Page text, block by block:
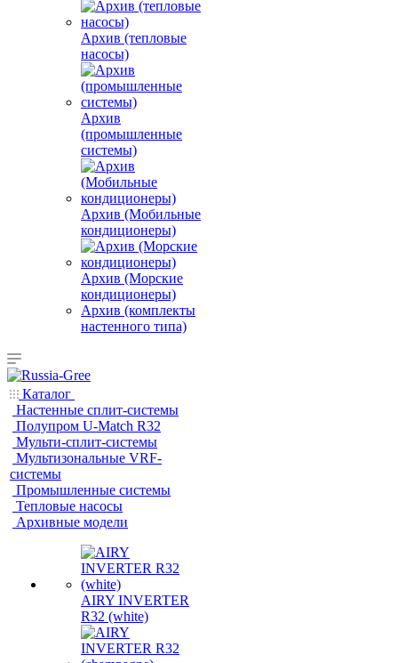
Архив (тепловые
насосы)
Архив
(промышленные
системы)
Архив (Мобильные
кондиционеры)
Архив (Морские
кондиционеры)
Архив (комплекты
настенного типа)
Каталог
Настенные сплит-системы
Полупром U-Match R32
Мульти-сплит-системы
Мультизональные VRF-
системы
Промышленные системы
Тепловые насосы
Архивные модели
AIRY INVERTER
R32 (white)